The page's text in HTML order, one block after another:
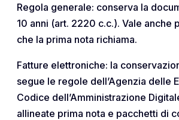
Regola generale: conserva la
10 anni (art. 2220 c.c.). Vale anche
che la prima nota richiama.
Fatture elettroniche: la
segue le regole dell’Agenzia delle
Codice dell’Amministrazione
allineate prima nota e pacchetti di